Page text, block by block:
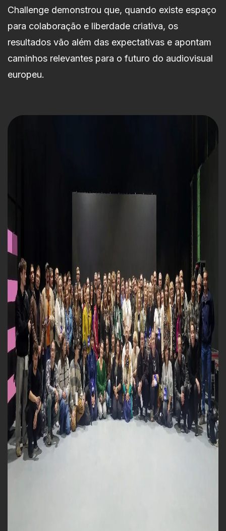
Challenge demonstrou que, quando existe espaço
para colaboração e liberdade criativa, os
resultados vão além das expectativas e apontam
caminhos relevantes para o futuro do audiovisual
europeu.